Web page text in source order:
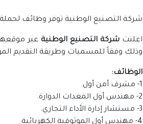
شركة التصنيع الوطنية توفر وظائف لحملة الثانوية
اعلنت شركة التصنيع الوطنية عبر موقعها
وذلك وفقاً للمسميات وطريقة التقديم
الوظائف:
1- مشرف أمن أول.
2- مهندس أول المعدات الدوارة.
3- مستشار إدارة الأداء التجاري.
4- مهندس أول الموثوقية الكهربائية.